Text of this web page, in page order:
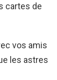
cartes de
vos amis
les astres